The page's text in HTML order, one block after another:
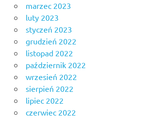
marzec 2023
luty 2023
styczeń 2023
grudzień 2022
listopad 2022
październik 2022
wrzesień 2022
sierpień 2022
lipiec 2022
czerwiec 2022